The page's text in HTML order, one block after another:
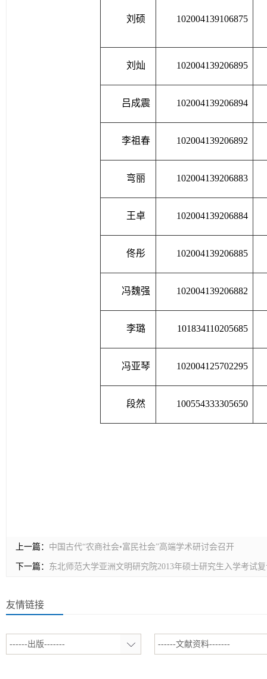
刘硕 102004139106875
刘灿 102004139206895
吕成震 102004139206894
李祖春 102004139206892
弯丽 102004139206883
王卓 102004139206884
佟彤 102004139206885
冯魏强 102004139206882
李璐 101834110205685
冯亚琴 102004125702295
段然 100554333305650
上一篇： 中国古代“农商社会•富民社会”高端学术研讨会召开
下一篇： 东北师范大学亚洲文明研究院2013年硕士研究生入学考试
友情链接
------出版------- ------文献资料-------